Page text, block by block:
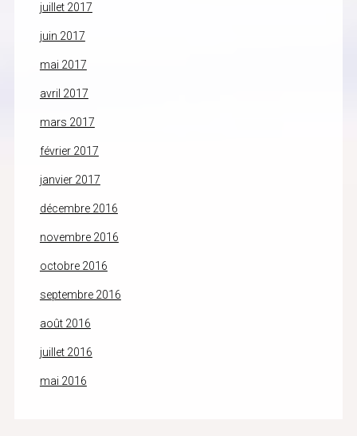
juillet 2017
juin 2017
mai 2017
avril 2017
mars 2017
février 2017
janvier 2017
décembre 2016
novembre 2016
octobre 2016
septembre 2016
août 2016
juillet 2016
mai 2016